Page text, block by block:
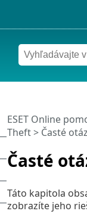
Časté
ESET Online
Theft> Časté
Táto kapitola
zobrazíte jeho